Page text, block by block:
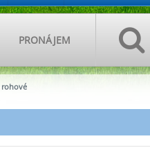
PRONÁJEM
rohové